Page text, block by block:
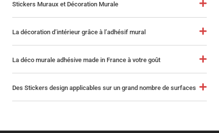
Stickers Muraux et Décoration Murale
La décoration d’intérieur grâce à l’adhésif mural
La déco murale adhésive made in France à votre goût
Des Stickers design applicables sur un grand nombre de surfaces